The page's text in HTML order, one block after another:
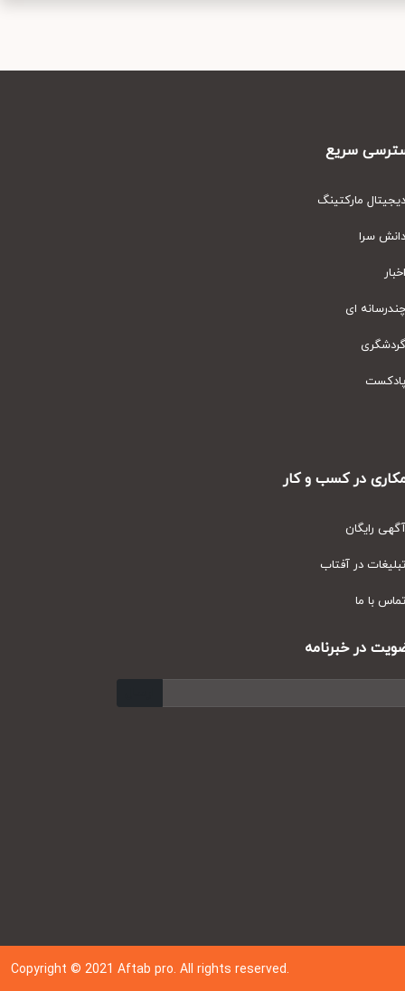
سریع
مارکتینگ
سرا
ای
در کسب و کار
رایگان
در آفتاب
با ما
در خبرنامه
Copyright © 202 1Aftab pro. All rights reserved.